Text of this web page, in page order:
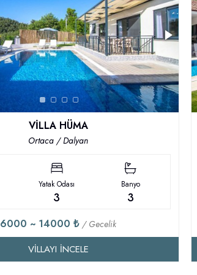
VİLLA HÜMA
Ortaca / Dalyan
Yatak Odası
3
Banyo
3
6000 ~ 14000 ₺ / Gecelik
VILLAYI İNCELE